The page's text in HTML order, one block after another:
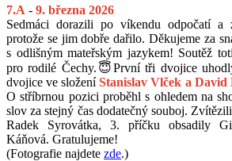
7.A - 9. března 2026
Sedmáci dorazili po víkendu odpočatí a
protože se jim dobře dařilo. Děkujeme za
s odlišným mateřským jazykem! Soutěž
pro rodilé Čechy.😇První tři dvojice
dvojice ve složeníStanislav Vlček a David
O stříbrnou pozici proběhl s ohledem na
slov za stejný čas dodatečný souboj.
Radek Syrovátka, 3. příčku obsadily
Káňová. Gratulujeme!
(Fotografie najdete zde.)